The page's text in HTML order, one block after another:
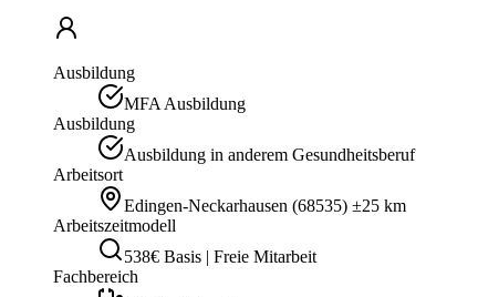
Ausbildung
MFA Ausbildung
Ausbildung
Ausbildung in anderem Gesundheitsberuf
Arbeitsort
Edingen-Neckarhausen (68535) ±25 km
Arbeitszeitmodell
538€ Basis | Freie Mitarbeit
Fachbereich